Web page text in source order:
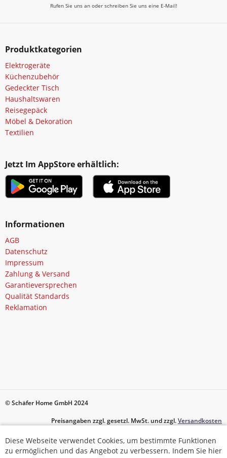
Rufen Sie uns an oder schreiben Sie uns eine E-Mail!
Produktkategorien
Elektrogeräte
Küchenzubehör
Gedeckter Tisch
Haushaltswaren
Reisegepäck
Möbel & Dekoration
Textilien
Jetzt Im AppStore erhältlich:
Informationen
AGB
Datenschutz
Impressum
Zahlung & Versand
Garantieversprechen
Qualität Standards
Reklamation
© Schäfer Home GmbH 2024
Preisangaben zzgl. gesetzl. MwSt. und zzgl.Versandkosten
Diese Webseite verwendet Cookies, um bestimmte Funktionen
zu ermöglichen und das Angebot zu verbessern. Indem Sie hier
Diese Webseite verwendet Cookies, um bestimmte Funktionen
zu ermöglichen und das Angebot zu verbessern. Indem Sie hier